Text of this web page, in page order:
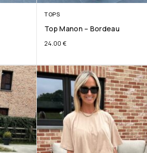
TOPS
Top Manon – Bordeau
24.00 €